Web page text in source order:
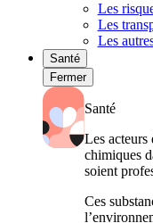
Les
Les
Les
Santé
Fermer
Santé
Les acteurs
chimiques
soient
Ces